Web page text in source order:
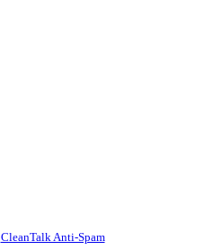
CleanTalk Anti-Spam